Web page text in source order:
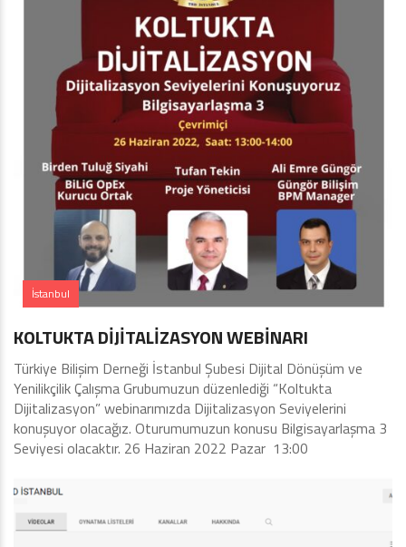
İstanbul
KOLTUKTA DİJİTALİZASYON WEBİNARI
Türkiye Bilişim Derneği İstanbul Şubesi Dijital Dönüşüm ve
Yenilikçilik Çalışma Grubumuzun düzenlediği “Koltukta
Dijitalizasyon” webinarımızda Dijitalizasyon Seviyelerini
konuşuyor olacağız. Oturumumuzun konusu Bilgisayarlaşma 3
Seviyesi olacaktır. 26 Haziran 2022 Pazar 13:00